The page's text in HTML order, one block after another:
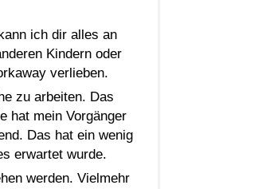
ich dir alles an
Kindern oder
verlieben.
zu arbeiten. Das
hat mein Vorgänger
Das hat ein wenig
erwartet wurde.
werden. Vielmehr